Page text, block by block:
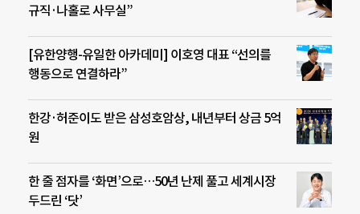
규직·나홀로 사무실”
[유한양행-유일한 아카데미] 이호영 대표 “선의를
행동으로 연결하라”
한강·허준이도 받은 삼성호암상, 내년부터 상금 5억
원
한 줄 점자를 ‘화면’으로…50년 난제 풀고 세계시장
두드린 ‘닷’